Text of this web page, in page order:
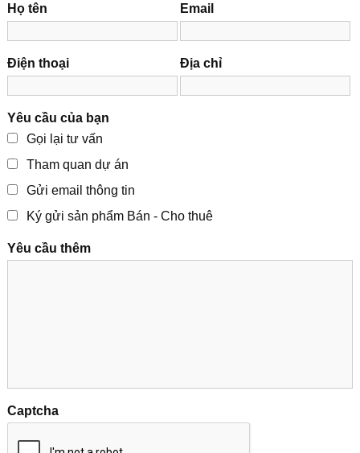
Họ tên Email
Điện thoại Địa chỉ
Yêu cầu của bạn
Gọi lại tư vấn
Tham quan dự án
Gửi email thông tin
Ký gửi sản phẩm Bán - Cho thuê
Yêu cầu thêm
Captcha